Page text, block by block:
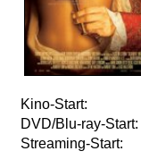
Kino-Start:
DVD/Blu-ray-Start:
Streaming-Start: